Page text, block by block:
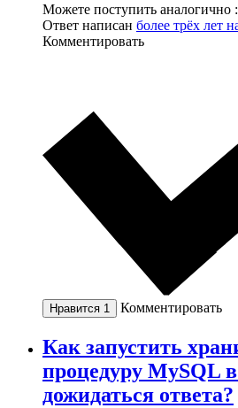
Можете поступить аналогично
Ответ написан более трёх лет
Комментировать
Нравится 1 Комментировать
Как запустить
процедуру MySQL
дожидаться ответа?